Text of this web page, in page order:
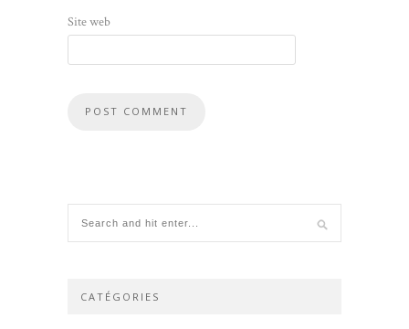
Site web
CATÉGORIES